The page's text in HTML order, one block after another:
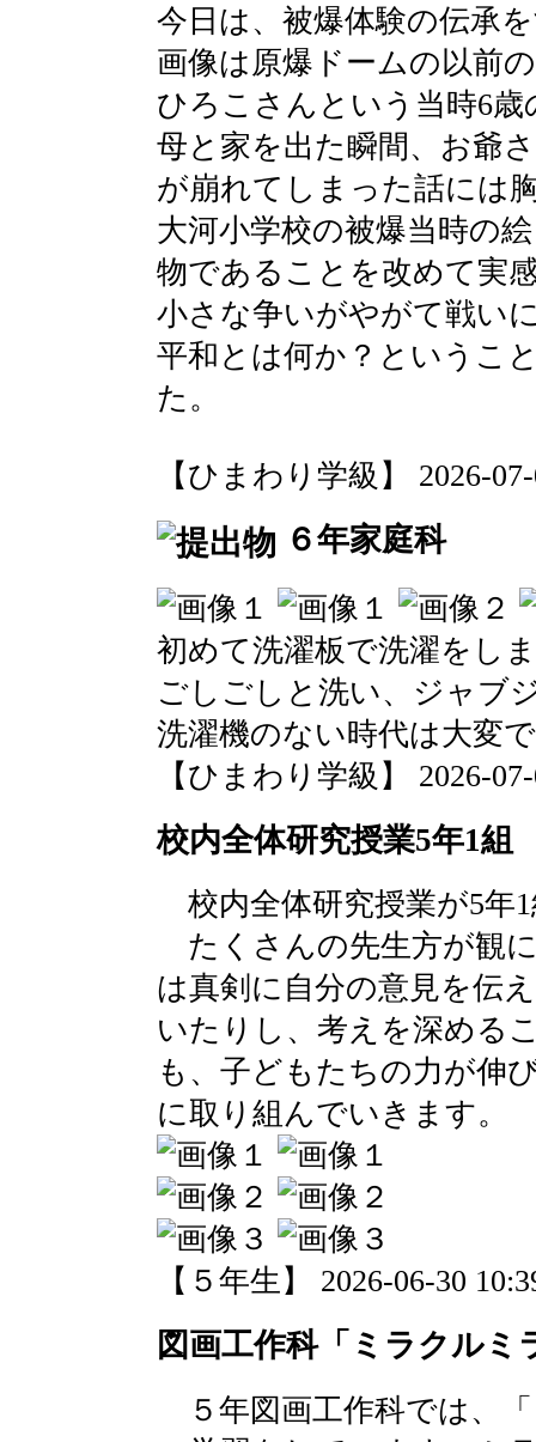
今日は、被爆体験の伝承
画像は原爆ドームの以前
ひろこさんという当時6
母と家を出た瞬間、お爺
が崩れてしまった話には
大河小学校の被爆当時の
物であることを改めて実
小さな争いがやがて戦い
平和とは何か？というこ
た。
【ひまわり学級】 2026-
６年家庭科
初めて洗濯板で洗濯をし
ごしごしと洗い、ジャブ
洗濯機のない時代は大変
【ひまわり学級】 2026-
校内全体研究授業5年1組
校内全体研究授業が5年
たくさんの先生方が観
は真剣に自分の意見を伝
いたりし、考えを深める
も、子どもたちの力が伸
に取り組んでいきます。
【５年生】 2026-06-30
図画工作科「ミラクルミ
５年図画工作科では、